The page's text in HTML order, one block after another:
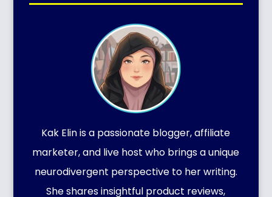
Kak Elin is a passionate blogger, affiliate
marketer, and live host who brings a unique
neurodivergent perspective to her writing.
She shares insightful product reviews,